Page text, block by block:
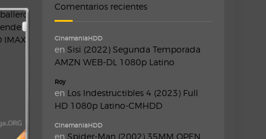
Comentarios recientes
CinemaniaHDD
en Sisi (2022) Segunda Temporada
AMZN WEB-DL 1080p Latino
Roy
en Los Indestructibles 4 (2023) Full
HD 1080p Latino-CMHDD
CinemaniaHDD
en Spider-Man (2002) 35MM OPEN